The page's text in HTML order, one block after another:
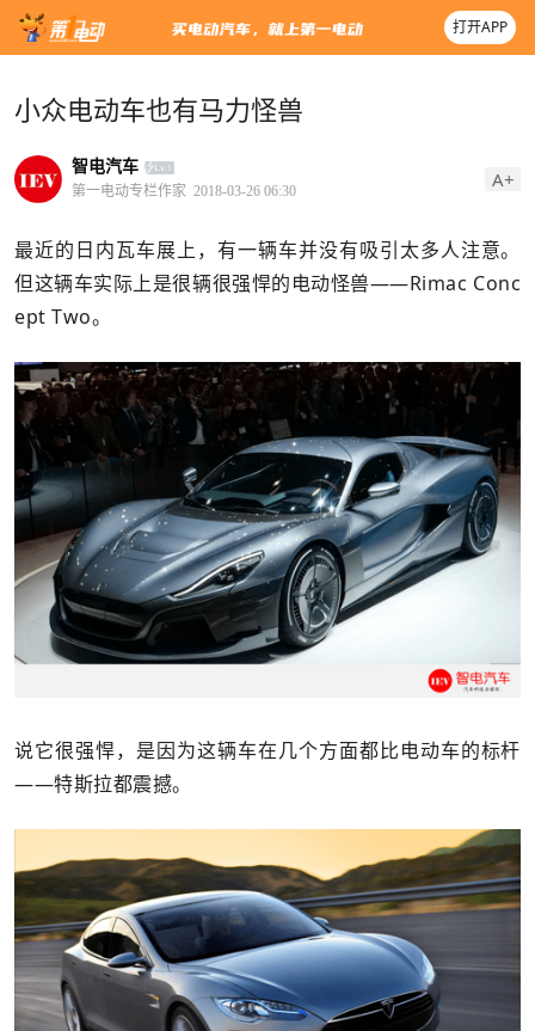
打开APP
小众电动车也有马力怪兽
智电汽车
第一电动专栏作家 2018-03-26 06:30 A+
最近的日内瓦车展上，有一辆车并没有吸引太多人注意。
但这辆车实际上是很辆很强悍的电动怪兽——Rimac Conc
ept Two。
说它很强悍，是因为这辆车在几个方面都比电动车的标杆
——特斯拉都震撼。